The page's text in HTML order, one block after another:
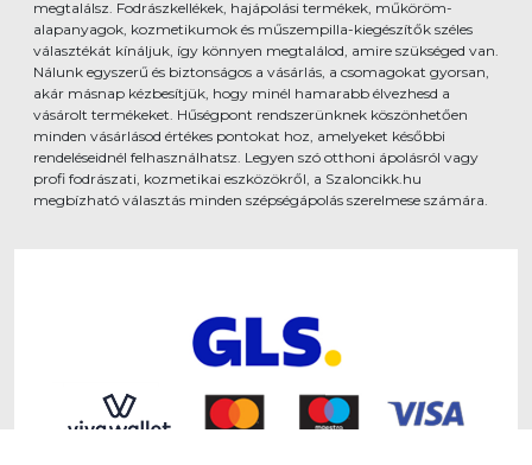
megtalálsz. Fodrászkellékek, hajápolási termékek, műköröm-
alapanyagok, kozmetikumok és műszempilla-kiegészítők széles
választékát kínáljuk, így könnyen megtalálod, amire szükséged van.
Nálunk egyszerű és biztonságos a vásárlás, a csomagokat gyorsan,
akár másnap kézbesítjük, hogy minél hamarabb élvezhesd a
vásárolt termékeket. Hűségpont rendszerünknek köszönhetően
minden vásárlásod értékes pontokat hoz, amelyeket későbbi
rendeléseidnél felhasználhatsz. Legyen szó otthoni ápolásról vagy
profi fodrászati, kozmetikai eszközökről, a Szaloncikk.hu
megbízható választás minden szépségápolás szerelmese számára.